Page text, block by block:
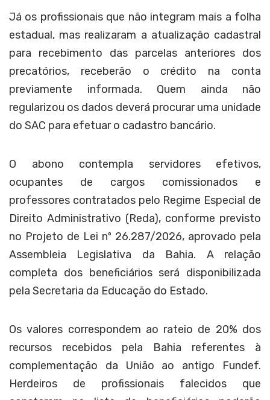
Já os profissionais que não integram mais a folha
estadual, mas realizaram a atualização cadastral
para recebimento das parcelas anteriores dos
precatórios, receberão o crédito na conta
previamente informada. Quem ainda não
regularizou os dados deverá procurar uma unidade
do SAC para efetuar o cadastro bancário.
O abono contempla servidores efetivos,
ocupantes de cargos comissionados e
professores contratados pelo Regime Especial de
Direito Administrativo (Reda), conforme previsto
no Projeto de Lei nº 26.287/2026, aprovado pela
Assembleia Legislativa da Bahia. A relação
completa dos beneficiários será disponibilizada
pela Secretaria da Educação do Estado.
Os valores correspondem ao rateio de 20% dos
recursos recebidos pela Bahia referentes à
complementação da União ao antigo Fundef.
Herdeiros de profissionais falecidos que